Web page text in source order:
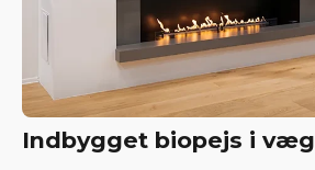
Indbygget biopejs i væg